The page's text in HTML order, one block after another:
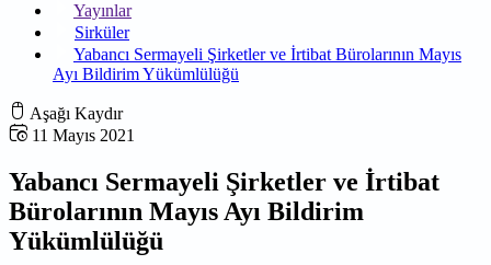
Yayınlar
Sirküler
Yabancı Sermayeli Şirketler ve İrtibat Bürolarının Mayıs
Ayı Bildirim Yükümlülüğü
Aşağı Kaydır
11 Mayıs 2021
Yabancı Sermayeli Şirketler ve İrtibat
Bürolarının Mayıs Ayı Bildirim
Yükümlülüğü